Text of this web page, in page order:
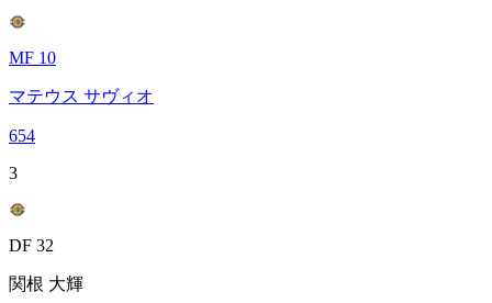
MF 10
マテウス サヴィオ
654
3
DF 32
関根 大輝